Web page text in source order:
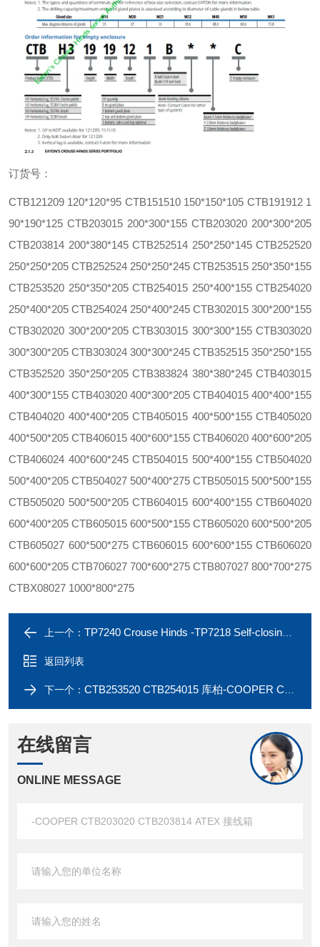
订货号：
CTB121209 120*120*95 CTB151510 150*150*105 CTB191912 1
90*190*125 CTB203015 200*300*155 CTB203020 200*300*205
CTB203814 200*380*145 CTB252514 250*250*145 CTB252520
250*250*205 CTB252524 250*250*245 CTB253515 250*350*155
CTB253520 250*350*205 CTB254015 250*400*155 CTB254020
250*400*205 CTB254024 250*400*245 CTB302015 300*200*155
CTB302020 300*200*205 CTB303015 300*300*155 CTB303020
300*300*205 CTB303024 300*300*245 CTB352515 350*250*155
CTB352520 350*250*205 CTB383824 380*380*245 CTB403015
400*300*155 CTB403020 400*300*205 CTB404015 400*400*155
CTB404020 400*400*205 CTB405015 400*500*155 CTB405020
400*500*205 CTB406015 400*600*155 CTB406020 400*600*205
CTB406024 400*600*245 CTB504015 500*400*155 CTB504020
500*400*205 CTB504027 500*400*275 CTB505015 500*500*155
CTB505020 500*500*205 CTB604015 600*400*155 CTB604020
600*400*205 CTB605015 600*500*155 CTB605020 600*500*205
CTB605027 600*500*275 CTB606015 600*600*155 CTB606020
600*600*205 CTB706027 700*600*275 CTB807027 800*700*275
CTBX08027 1000*800*275
上一个： TP7240 Crouse Hinds -TP7218 Self-closing cover UL认证底盒
返回列表
下一个： CTB253520 CTB254015 库柏-COOPER CTB252524 CTB253515 IECEx 接线箱
在线留言
ONLINE MESSAGE